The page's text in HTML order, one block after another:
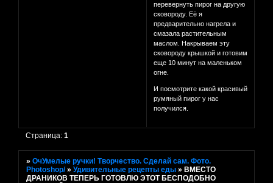
перевернуть пирог на другую
сковороду. Её я
предварительно нагрела и
смазала растительным
маслом. Накрываем эту
сковороду крышкой и готовим
еще 10 минут на маленьком
огне.
И посмотрите какой красивый
румяный пирог у нас
получился.
Страница:1
»ОчУмелые ручки! Творчество. Сделай сам. Фото.
Photoshop/ »Удивительные рецепты еды »ВМЕСТО
ДРАНИКОВ ТЕПЕРЬ ГОТОВЛЮ ЭТОТ БЕСПОДОБНО